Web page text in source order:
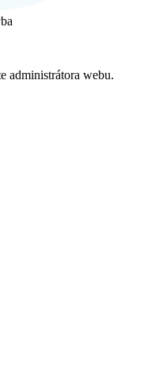
administrátora webu.